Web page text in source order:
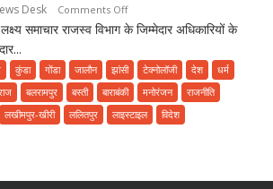
Desk Comments Offon
एसडीएम
भी
नहीं
करवा
पाए
समाचार राजस्व विभाग के जिम्मेदार अधिकारियों के
कुंडा गोंडा जालौन झांसी टेक्नोलॉजी देश
धर्म
बलरामपुर बस्ती बाराबंकी मनोरंजन
राजनीति
लखीमपुर-खीरी ललितपुर लाइस्टाइल विदेश